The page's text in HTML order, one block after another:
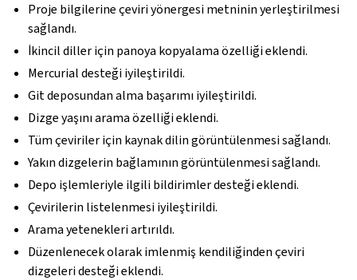
Proje bilgilerine çeviri yönergesi metninin yerleştirilmesi
sağlandı.
İkincil diller için panoya kopyalama özelliği eklendi.
Mercurial desteği iyileştirildi.
Git deposundan alma başarımı iyileştirildi.
Dizge yaşını arama özelliği eklendi.
Tüm çeviriler için kaynak dilin görüntülenmesi sağlandı.
Yakın dizgelerin bağlamının görüntülenmesi sağlandı.
Depo işlemleriyle ilgili bildirimler desteği eklendi.
Çevirilerin listelenmesi iyileştirildi.
Arama yetenekleri artırıldı.
Düzenlenecek olarak imlenmiş kendiliğinden çeviri
dizgeleri desteği eklendi.